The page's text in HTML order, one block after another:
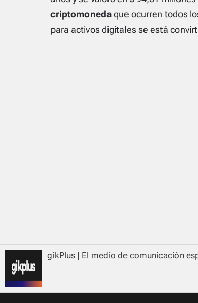
criptomonedaque ocurren todos
para activos digitales se está
gikPlus | El medio de comunicación